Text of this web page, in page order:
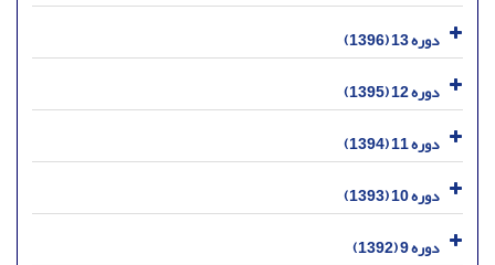
دوره 13 (1396)
دوره 12 (1395)
دوره 11 (1394)
دوره 10 (1393)
دوره 9 (1392)